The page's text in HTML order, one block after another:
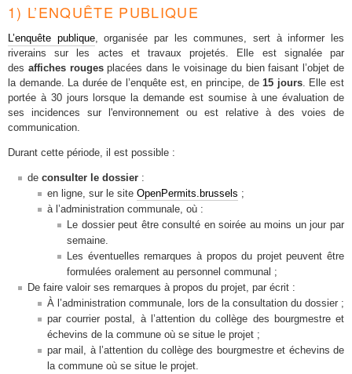
1) L’ENQUÊTE PUBLIQUE
L’enquête publique, organisée par les communes, sert à informer les
riverains sur les actes et travaux projetés. Elle est signalée par
des affiches rougesplacées dans le voisinage du bien faisant l’objet de
la demande. La durée de l’enquête est, en principe, de15 jours. Elle est
portée à 30 jours lorsque la demande est soumise à une évaluation de
ses incidences sur l'environnement ou est relative à des voies de
communication.
Durant cette période, il est possible :
de consulter le dossier :
en ligne, sur le site OpenPermits.brussels ;
à l’administration communale, où :
Le dossier peut être consulté en soirée au moins un jour par
semaine.
Les éventuelles remarques à propos du projet peuvent être
formulées oralement au personnel communal ;
De faire valoir ses remarques à propos du projet, par écrit :
À l’administration communale, lors de la consultation du dossier ;
par courrier postal, à l’attention du collège des bourgmestre et
échevins de la commune où se situe le projet ;
par mail, à l’attention du collège des bourgmestre et échevins de
la commune où se situe le projet.